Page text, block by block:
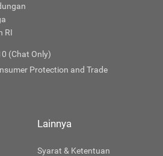
RI
(Chat Only)
Protection and Trade
Lainnya
Syarat & Ketentuan